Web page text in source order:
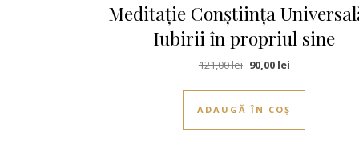
Meditație Conștiința
Iubirii în propriul sine
121,00lei Prețul inițial a fost:
90,00 leiPrețul curent
ADAUGĂ ÎN COȘ